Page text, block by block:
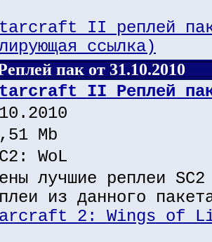
II реплей
ссылка)
пак от 31.10.2010
II Реплей
Mb
WoL
лучшие реплеи
из данного
2: Wings of